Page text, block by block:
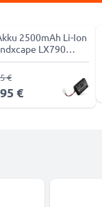
2500mAh Li-Ion
LX790
€
€